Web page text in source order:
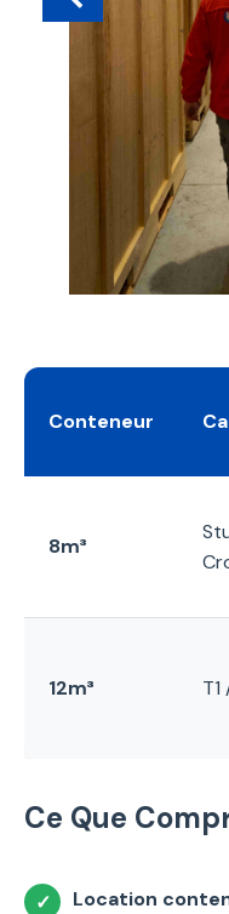
Conteneur
8m³
12m³
Ce Que
Location